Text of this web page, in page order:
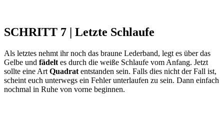
SCHRITT 7 | Letzte Schlaufe
Als letztes nehmt ihr noch das braune Lederband, legt es über das
Gelbe und fädelt es durch die weiße Schlaufe vom Anfang. Jetzt
sollte eine Art Quadrat entstanden sein. Falls dies nicht der Fall ist,
scheint euch unterwegs ein Fehler unterlaufen zu sein. Dann einfach
nochmal in Ruhe von vorne beginnen.